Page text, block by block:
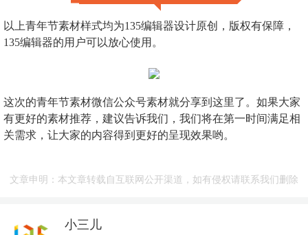
以上青年节素材样式均为135编辑器设计原创，版权有保障，
135编辑器的用户可以放心使用。
这次的青年节素材微信公众号素材就分享到这里了。如果大家
有更好的素材推荐，建议告诉我们，我们将在第一时间满足相
关需求，让大家的内容得到更好的呈现效果哟。
文章申明：本文章转载自互联网公开渠道，如有侵权请联系我们删除
小三儿